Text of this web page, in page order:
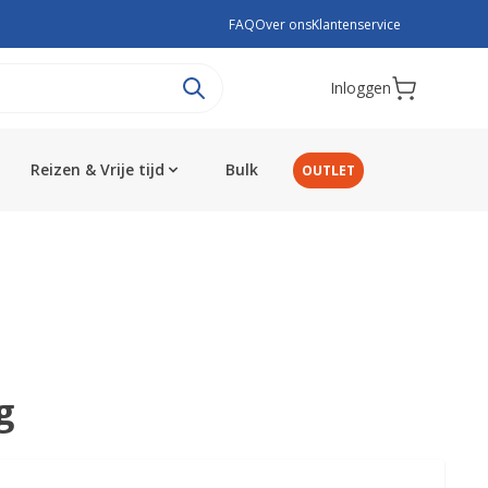
FAQOver onsKlantenservice
Inloggen
Reizen & Vrije tijd Bulk OUTLET